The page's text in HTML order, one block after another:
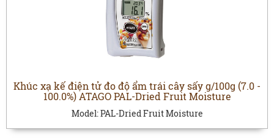
Khúc xạ kế điện tử đo độ ẩm trái cây sấy g/100g (7.0 -
100.0%) ATAGO PAL-Dried Fruit Moisture
Model:PAL-Dried Fruit Moisture